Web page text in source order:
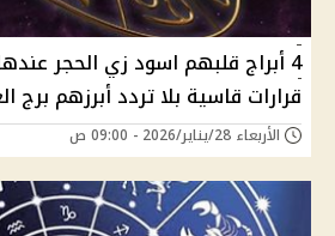
4 أبراج قلبهم اسود زي الحجر
قرارات قاسية بلا تردد أبرزهم برج
الأربعاء 28/يناير/2026 - 09:00 ص